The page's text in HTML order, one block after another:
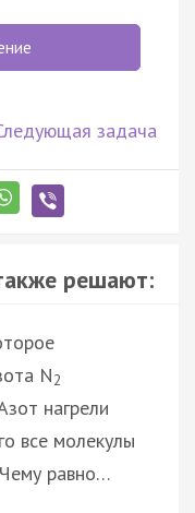
задача
решают:
N2
нагрели
все молекулы
равно…